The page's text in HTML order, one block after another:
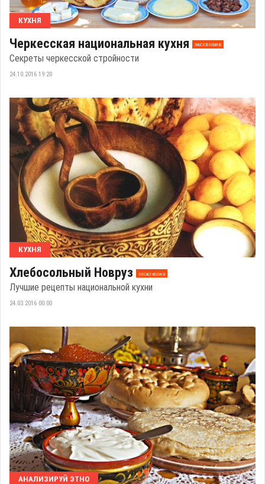
КУХНЯ
Черкесская национальная кухня эксклюзив
Секреты черкесской стройности
24.10.2016 19:20
КУХНЯ
Хлебосольный Новруз эксклюзив
Лучшие рецепты национальной кухни
24.03.2016 00:00
АНАЛИЗИРУЙ ЭТНО